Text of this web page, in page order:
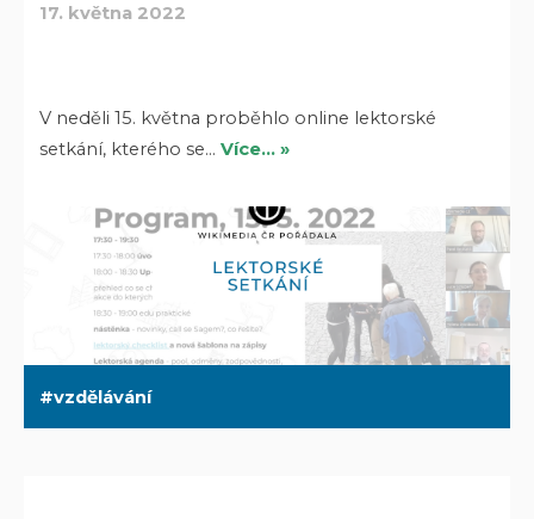
17. května 2022
V neděli 15. května proběhlo online lektorské
setkání, kterého se…Více… »
vzdělávání